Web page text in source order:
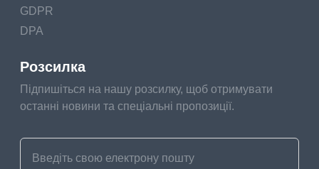
GDPR
DPA
Розсилка
Підпишіться на нашу розсилку, щоб отримувати
останні новини та спеціальні пропозиції.